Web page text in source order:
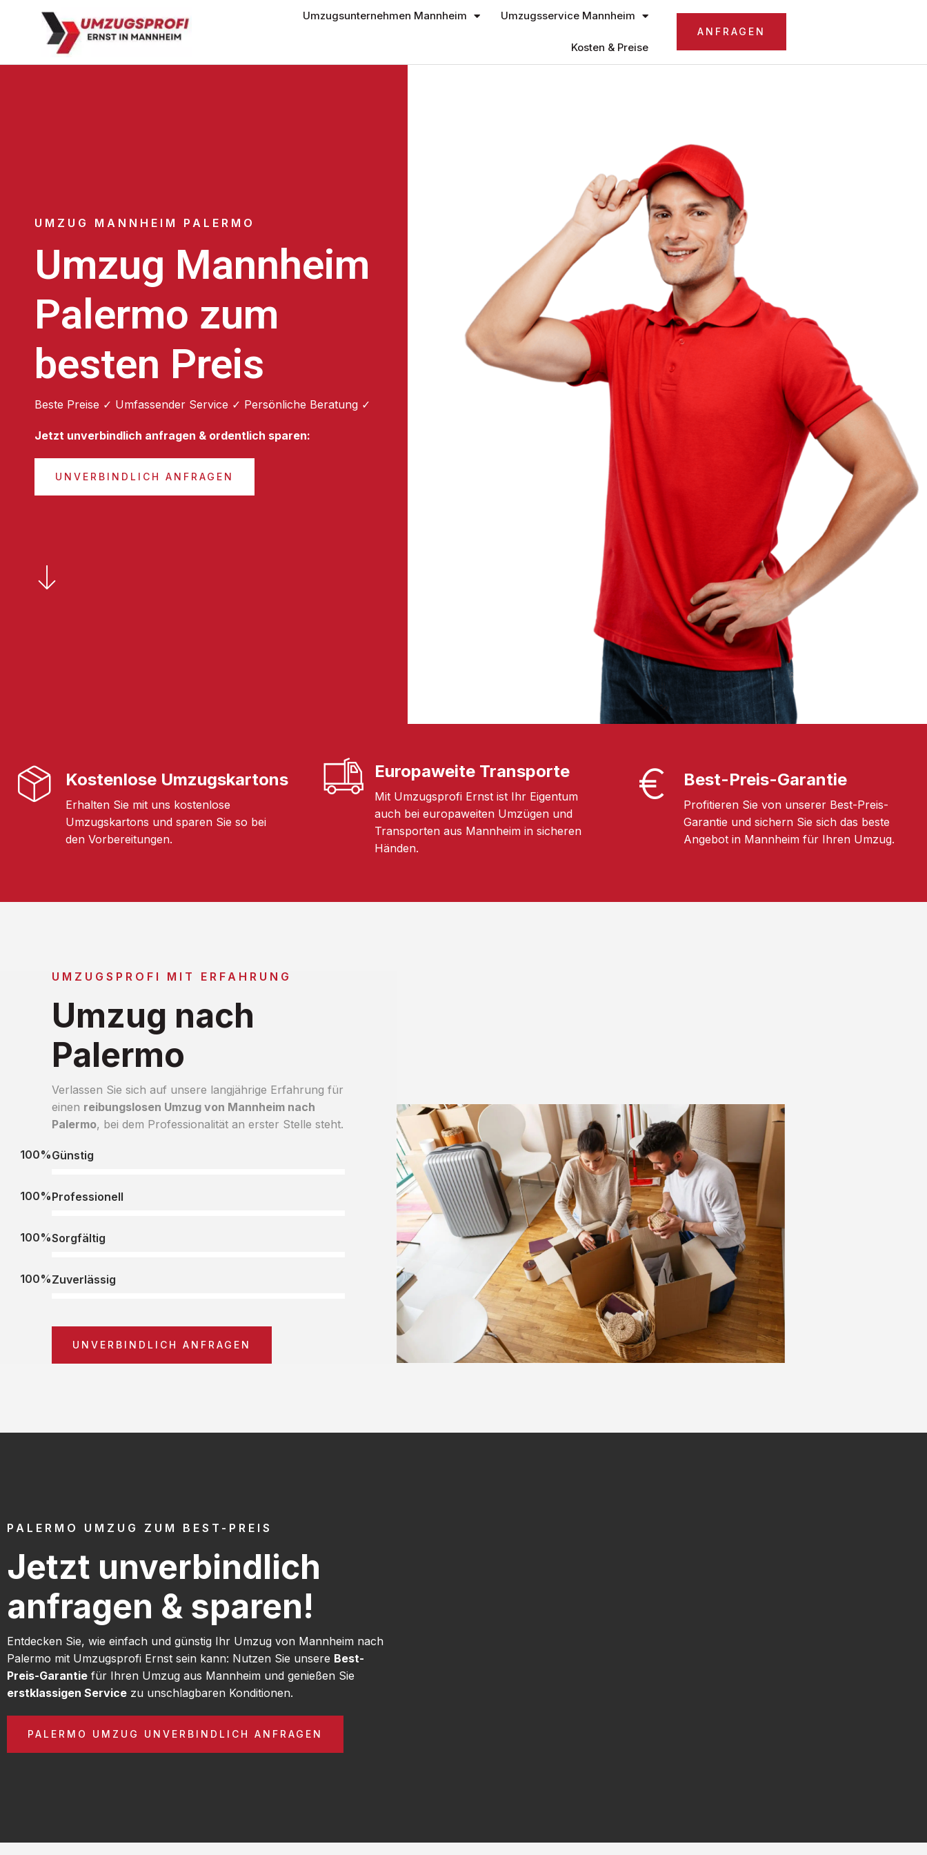
Umzugsunternehmen Mannheim Umzugsservice Mannheim
Kosten & Preise
ANFRAGEN
UMZUG MANNHEIM PALERMO
Umzug Mannheim
Palermo zum
besten Preis
Beste Preise ✓ Umfassender Service ✓ Persönliche Beratung ✓
Jetzt unverbindlich anfragen & ordentlich sparen:
UNVERBINDLICH ANFRAGEN
Kostenlose Umzugskartons
Erhalten Sie mit uns kostenlose
Umzugskartons und sparen Sie so bei
den Vorbereitungen.
Europaweite Transporte
Mit Umzugsprofi Ernst ist Ihr Eigentum
auch bei europaweiten Umzügen und
Transporten aus Mannheim in sicheren
Händen.
Best-Preis-Garantie
Profitieren Sie von unserer Best-Preis-
Garantie und sichern Sie sich das beste
Angebot in Mannheim für Ihren Umzug.
UMZUGSPROFI MIT ERFAHRUNG
Umzug nach
Palermo
Verlassen Sie sich auf unsere langjährige Erfahrung für
einen reibungslosen Umzug von Mannheim nach
Palermo, bei dem Professionalität an erster Stelle steht.
Günstig
100%
Professionell
100%
Sorgfältig
100%
Zuverlässig
100%
UNVERBINDLICH ANFRAGEN
PALERMO UMZUG ZUM BEST-PREIS
Jetzt unverbindlich
anfragen & sparen!
Entdecken Sie, wie einfach und günstig Ihr Umzug von Mannheim nach
Palermo mit Umzugsprofi Ernst sein kann: Nutzen Sie unsere Best-
Preis-Garantie für Ihren Umzug aus Mannheim und genießen Sie
erstklassigen Service zu unschlagbaren Konditionen.
PALERMO UMZUG UNVERBINDLICH ANFRAGEN